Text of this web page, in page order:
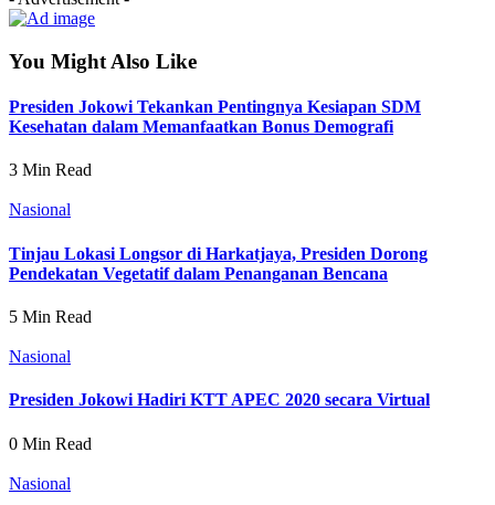
You Might Also Like
Presiden Jokowi Tekankan Pentingnya Kesiapan SDM
Kesehatan dalam Memanfaatkan Bonus Demografi
3 Min Read
Nasional
Tinjau Lokasi Longsor di Harkatjaya, Presiden Dorong
Pendekatan Vegetatif dalam Penanganan Bencana
5 Min Read
Nasional
Presiden Jokowi Hadiri KTT APEC 2020 secara Virtual
0 Min Read
Nasional